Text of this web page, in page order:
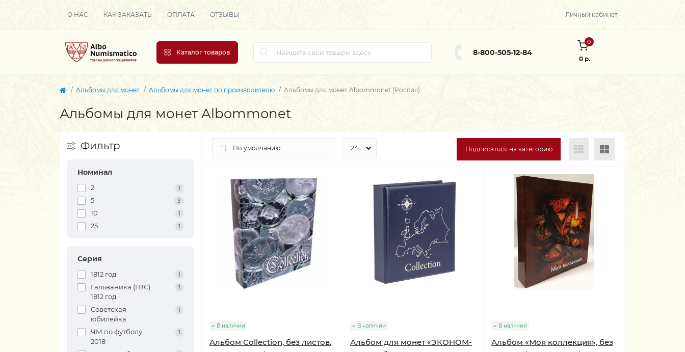
О НАС КАК ЗАКАЗАТЬ ОПЛАТА ОТЗЫВЫ Личный кабинет
Каталог товаров 8-800-505-12-84
0
0 р.
Альбомы для монет Альбомы для монет по производителю Альбомы для монет Albommonet (Россия)
Альбомы для монет Albommonet
Фильтр
Номинал
2 1
5 3
10 1
25 1
Серия
1812 год 1
Гальваника (ГВС)
1812 год
1
Советская
юбилейка
1
ЧМ по футболу
2018
1
Подписаться на категорию
В наличии
Альбом Collection, без листов.
В наличии
Альбом для монет «ЭКОНОМ-
В наличии
Альбом «Моя коллекция», без